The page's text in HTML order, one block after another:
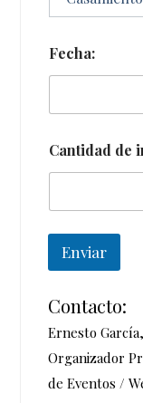
Fecha:
Cantidad de
Enviar
Contacto:
Ernesto García,
Organizador
de Eventos /